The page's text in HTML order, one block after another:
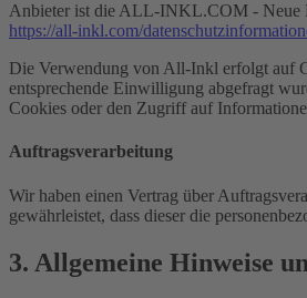
Anbieter ist die ALL-INKL.COM - Neue
https://all-inkl.com/
Die Verwendung von All-Inkl erfolgt auf
entsprechende Einwilligung abgefragt
Cookies oder den Zugriff auf
Auftragsverarbeitung
Wir haben einen Vertrag über
gewährleistet, dass dieser die
3. Allgemeine Hinweise